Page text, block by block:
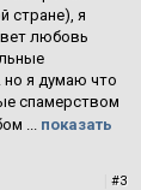
стране), я
любовь
но я думаю что
спамерством
... показать
#3